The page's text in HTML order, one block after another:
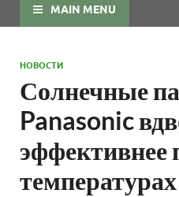
MAIN MENU
НОВОСТИ
Солнечные
Panasonic
эффективнее
температурах